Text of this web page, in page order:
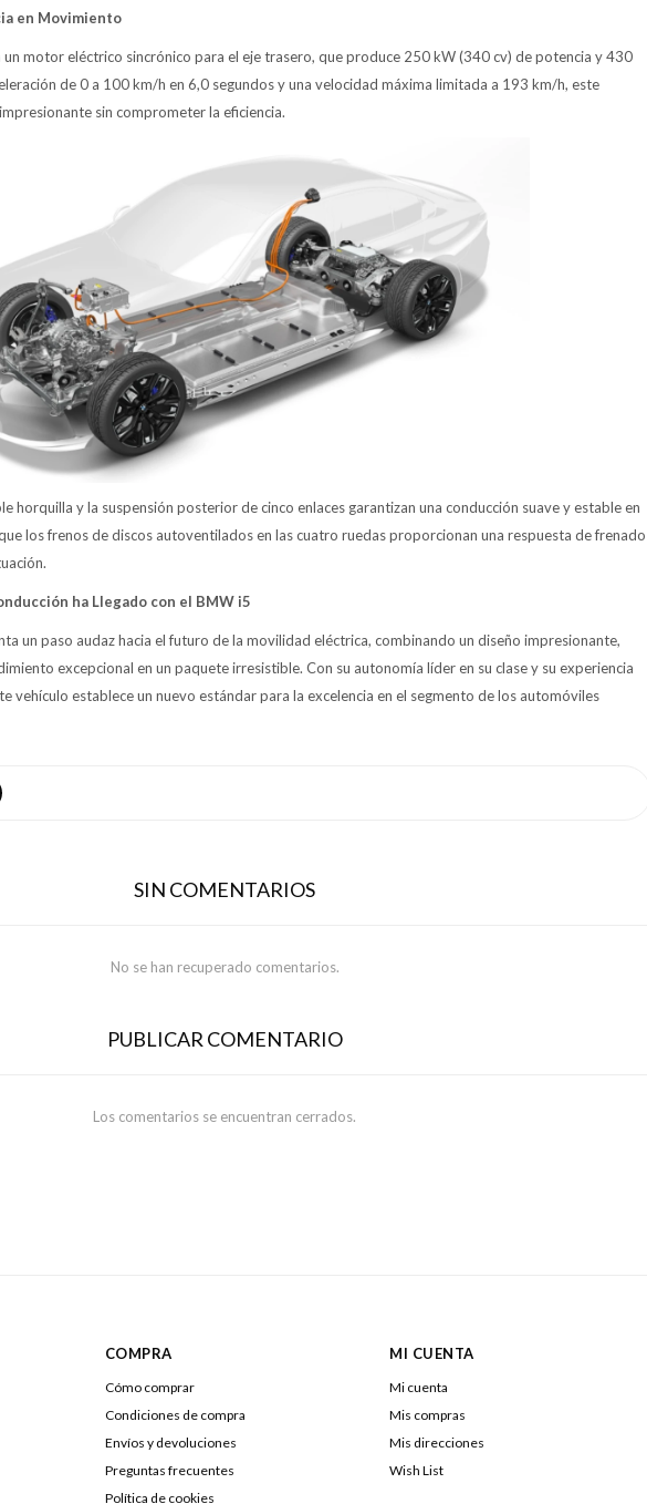
en Movimiento
un motor eléctrico sincrónico para el eje trasero, que produce 250 kW (340 cv) de potencia y 430
de 0 a 100 km/h en 6,0 segundos y una velocidad máxima limitada a 193 km/h, este
sin comprometer la eficiencia.
horquilla y la suspensión posterior de cinco enlaces garantizan una conducción suave y estable en
los frenos de discos autoventilados en las cuatro ruedas proporcionan una respuesta de frenado
ha Llegado con el BMW i5
un paso audaz hacia el futuro de la movilidad eléctrica, combinando un diseño impresionante,
excepcional en un paquete irresistible. Con su autonomía líder en su clase y su experiencia
vehículo establece un nuevo estándar para la excelencia en el segmento de los automóviles
SIN COMENTARIOS
No se han recuperado comentarios.
PUBLICAR COMENTARIO
Los comentarios se encuentran cerrados.
COMPRA
Cómo comprar
Condiciones de compra
Envíos y devoluciones
Preguntas frecuentes
Política de cookies
MI CUENTA
Mi cuenta
Mis compras
Mis direcciones
Wish List